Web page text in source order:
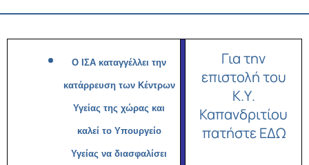
Ο ΙΣΑ καταγγέλλει την
κατάρρευση των Κέντρων
Υγείας της χώρας και
καλεί το Υπουργείο
Υγείας να διασφαλίσει
Για την
επιστολή του
Κ.Υ.
Καπανδριτίου
πατήστε ΕΔΩ